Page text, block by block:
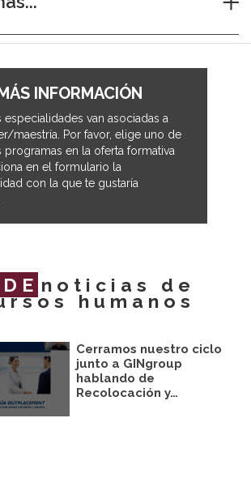
INFORMACIÓN
especialidades van asociadas a
maestría. Por favor, elige uno de
programas en la oferta formativa
en el formulario la
con la que te gustaría
noticias de
humanos
Cerramos nuestro ciclo
junto a GINgroup
hablando de
Recolocación y…